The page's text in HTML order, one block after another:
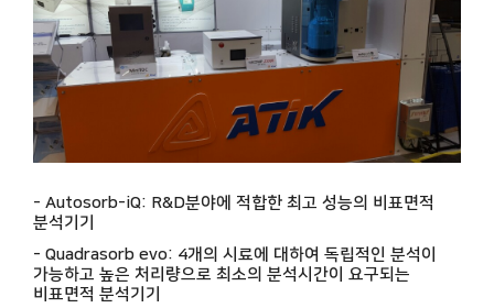
- Autosorb-iQ: R&D분야에 적합한 최고 성능의 비표면적
분석기기
- Quadrasorb evo: 4개의 시료에 대하여 독립적인 분석이
가능하고 높은 처리량으로 최소의 분석시간이 요구되는
비표면적 분석기기